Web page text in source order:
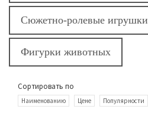
Сюжетно-ролевые игрушки
Фигурки животных
Сортировать по
Наименованию Цене Популярности